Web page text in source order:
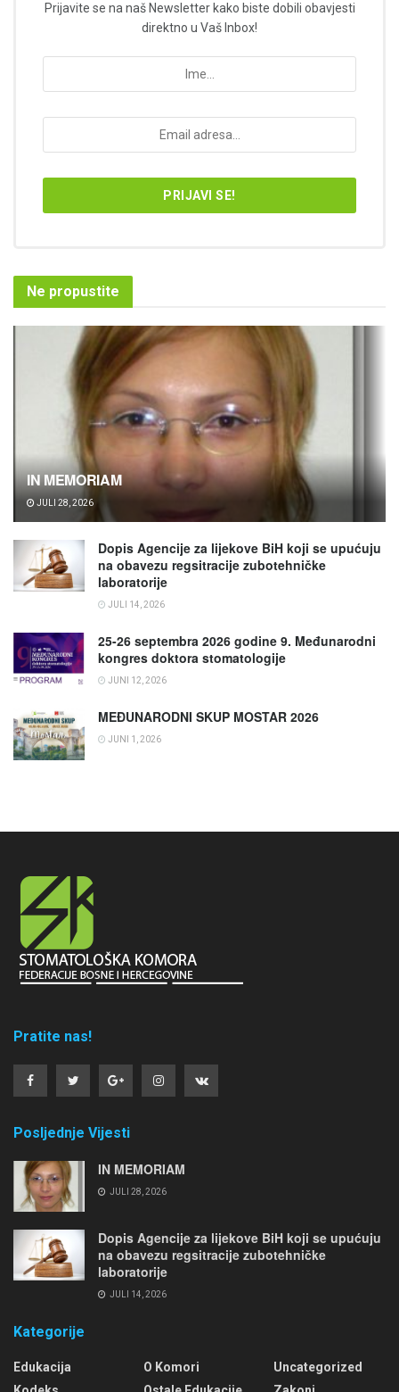
Prijavite se na naš Newsletter kako biste dobili obavjesti
direktno u Vaš Inbox!
Ne propustite
IN MEMORIAM
JULI 28, 2026
Dopis Agencije za lijekove BiH koji se upućuju
na obavezu regsitracije zubotehničke
laboratorije
JULI 14, 2026
25-26 septembra 2026 godine 9. Međunarodni
kongres doktora stomatologije
JUNI 12, 2026
MEĐUNARODNI SKUP MOSTAR 2026
JUNI 1, 2026
Pratite nas!
Posljednje Vijesti
IN MEMORIAM
JULI 28, 2026
Dopis Agencije za lijekove BiH koji se upućuju
na obavezu regsitracije zubotehničke
laboratorije
JULI 14, 2026
Kategorije
Edukacija
O Komori
Uncategorized